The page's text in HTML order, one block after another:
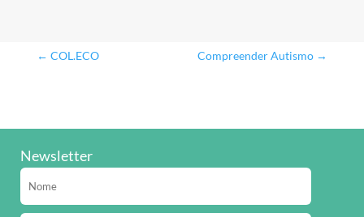
← COL.ECO Compreender Autismo →
Newsletter